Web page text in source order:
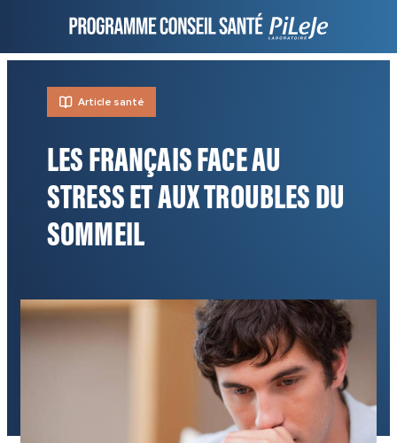
Article santé
LES FRANÇAIS FACE AU
STRESS ET AUX TROUBLES DU
SOMMEIL